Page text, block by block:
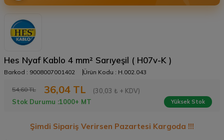
Hes Nyaf Kablo 4 mm² Sarıyeşil ( H07v-K )
Barkod : 9008007001402 Ürün Kodu : H.002.043
54,60TL 36,04 TL
(30,03 ₺ + KDV)
Stok Durumu :1000+ MT Yüksek Stok
Şimdi Sipariş Verirsen Pazartesi Kargoda !!!